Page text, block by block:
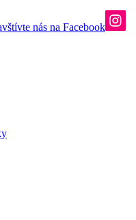
nás na Facebook